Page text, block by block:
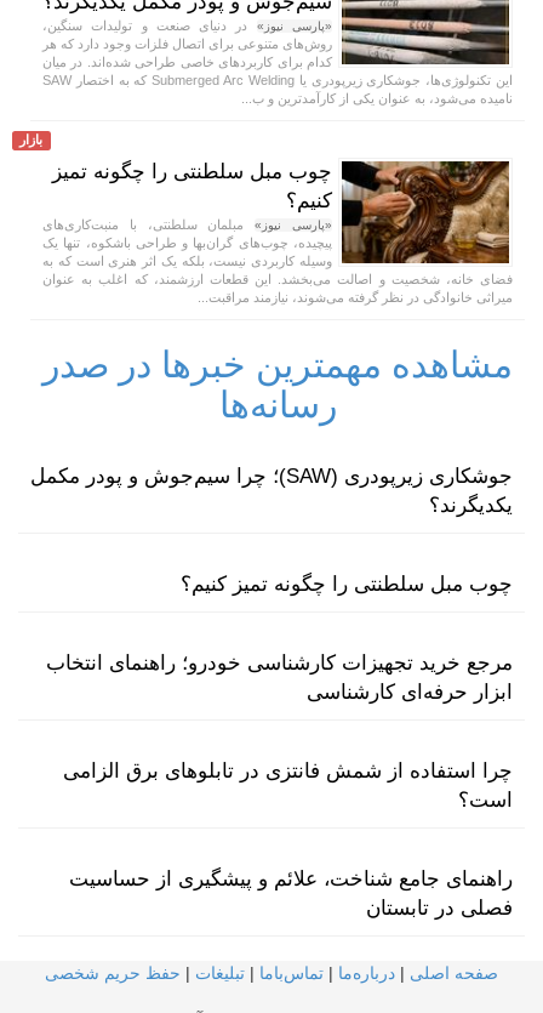
«پارسی نیوز» در دنیای صنعت و تولیدات سنگین،
روش‌های متنوعی برای اتصال فلزات وجود دارد که هر
کدام برای کاربردهای خاصی طراحی شده‌اند. در میان
این تکنولوژی‌ها، جوشکاری زیرپودری یا Submerged Arc Welding که به اختصار SAW
نامیده می‌شود، به عنوان یکی از کارآمدترین و ب...
بازار
چوب مبل سلطنتی را چگونه تمیز
کنیم؟
«پارسی نیوز»مبلمان سلطنتی، با منبت‌کاری‌های
پیچیده، چوب‌های گران‌بها و طراحی باشکوه، تنها یک
وسیله کاربردی نیست، بلکه یک اثر هنری است که به
فضای خانه، شخصیت و اصالت می‌بخشد. این قطعات ارزشمند، که اغلب به عنوان
میراثی خانوادگی در نظر گرفته می‌شوند، نیازمند مراقبت...
مشاهده مهمترین خبرها در صدر
رسانه‌ها
جوشکاری زیرپودری (SAW)؛ چرا سیم‌جوش و پودر مکمل
یکدیگرند؟
چوب مبل سلطنتی را چگونه تمیز کنیم؟
مرجع خرید تجهیزات کارشناسی خودرو؛ راهنمای انتخاب
ابزار حرفه‌ای کارشناسی
چرا استفاده از شمش فانتزی در تابلوهای برق الزامی
است؟
راهنمای جامع شناخت، علائم و پیشگیری از حساسیت
فصلی در تابستان
صفحه اصلی | درباره‌ما | تماس‌با‌ما | تبلیغات | حفظ حریم شخصی